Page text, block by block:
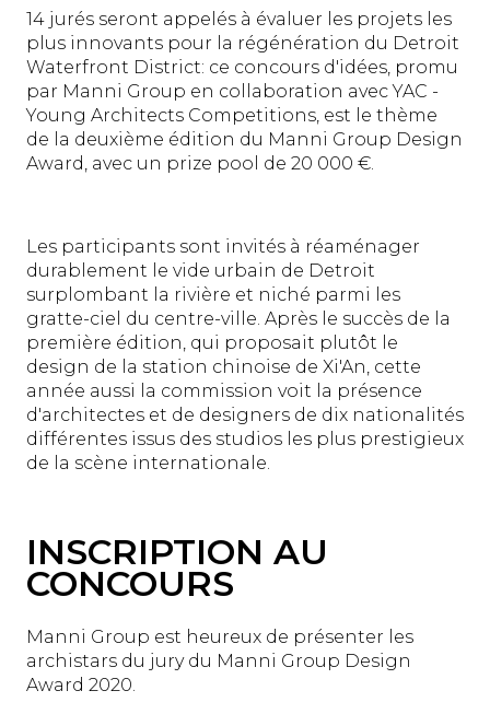
14 jurés seront appelés à évaluer les projets les
plus innovants pour la régénération du Detroit
Waterfront District: ce concours d'idées, promu
par Manni Group en collaboration avec YAC -
Young Architects Competitions, est le thème
de la deuxième édition du Manni Group Design
Award, avec un prize pool de 20 000 €.
Les participants sont invités à réaménager
durablement le vide urbain de Detroit
surplombant la rivière et niché parmi les
gratte-ciel du centre-ville. Après le succès de la
première édition, qui proposait plutôt le
design de la station chinoise de Xi'An, cette
année aussi la commission voit la présence
d'architectes et de designers de dix nationalités
différentes issus des studios les plus prestigieux
de la scène internationale.
INSCRIPTION AU
CONCOURS
Manni Group est heureux de présenter les
archistars du jury du Manni Group Design
Award 2020.